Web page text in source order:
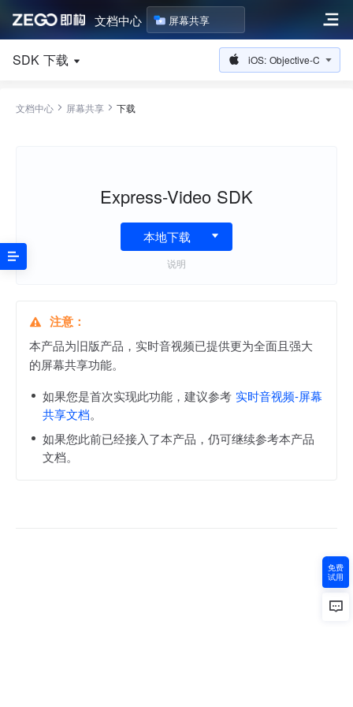
文档中心 屏幕共享
SDK 下载 iOS: Objective-C
文档中心 屏幕共享 下载
Express-Video SDK
本地下载
说明
本产品为旧版产品，实时音视频已提供更为全面且强大
的屏幕共享功能。
如果您是首次实现此功能，建议参考 实时音视频-屏幕
共享文档。
如果您此前已经接入了本产品，仍可继续参考本产品
文档。
免费
试用